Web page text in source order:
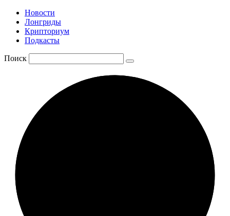
Новости
Лонгриды
Крипториум
Подкасты
Поиск